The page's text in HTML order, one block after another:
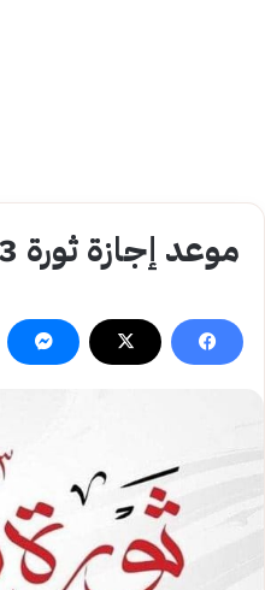
موعد إجازة ثورة 23 يوليو 2025